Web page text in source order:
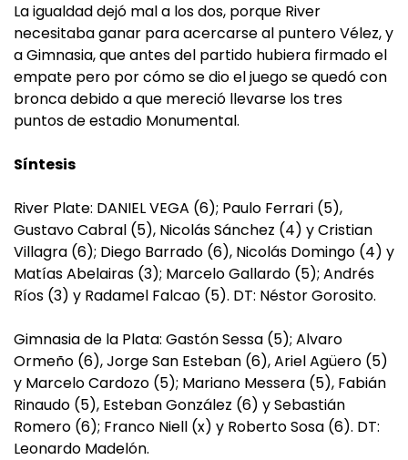
La igualdad dejó mal a los dos, porque River
necesitaba ganar para acercarse al puntero Vélez, y
a Gimnasia, que antes del partido hubiera firmado el
empate pero por cómo se dio el juego se quedó con
bronca debido a que mereció llevarse los tres
puntos de estadio Monumental.
Síntesis
River Plate: DANIEL VEGA (6); Paulo Ferrari (5),
Gustavo Cabral (5), Nicolás Sánchez (4) y Cristian
Villagra (6); Diego Barrado (6), Nicolás Domingo (4) y
Matías Abelairas (3); Marcelo Gallardo (5); Andrés
Ríos (3) y Radamel Falcao (5). DT: Néstor Gorosito.
Gimnasia de la Plata: Gastón Sessa (5); Alvaro
Ormeño (6), Jorge San Esteban (6), Ariel Agüero (5)
y Marcelo Cardozo (5); Mariano Messera (5), Fabián
Rinaudo (5), Esteban González (6) y Sebastián
Romero (6); Franco Niell (x) y Roberto Sosa (6). DT:
Leonardo Madelón.